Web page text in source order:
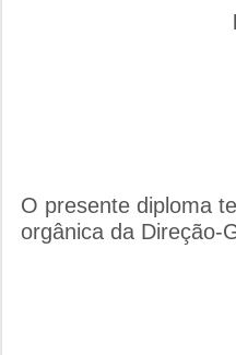
O presente diploma
orgânica da Direção-